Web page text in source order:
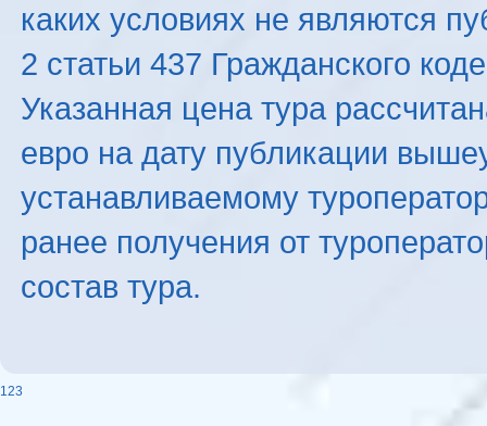
каких условиях не являются
2 статьи 437 Гражданского
Указанная цена тура
евро на дату публикации
устанавливаемому
ранее получения от
состав тура.
123